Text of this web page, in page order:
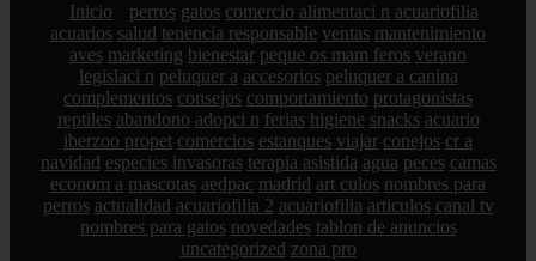
Inicio perros gatos comercio alimentaci n acuariofilia
acuarios salud tenencia responsable ventas mantenimiento
aves marketing bienestar peque os mam feros verano
legislaci n peluquer a accesorios peluquer a canina
complementos consejos comportamiento protagonistas
reptiles abandono adopci n ferias higiene snacks acuario
iberzoo propet comercios estanques viajar conejos cr a
navidad especies invasoras terapia asistida agua peces camas
econom a mascotas aedpac madrid art culos nombres para
perros actualidad acuariofilia 2 acuariofilia articulos canal tv
nombres para gatos novedades tablon de anuncios
uncategorized zona pro